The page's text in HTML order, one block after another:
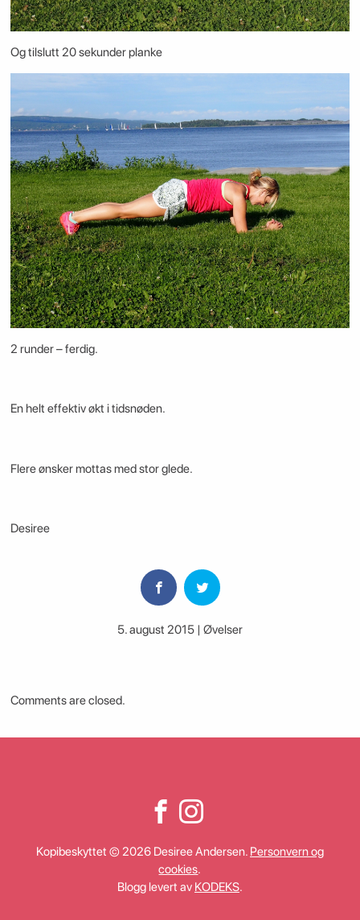
Og tilslutt 20 sekunder planke
2 runder – ferdig.
En helt effektiv økt i tidsnøden.
Flere ønsker mottas med stor glede.
Desiree
5. august 2015 | Øvelser
Comments are closed.
Kopibeskyttet © 2026 Desiree Andersen. Personvern og
cookies.
Blogg levert av KODEKS.